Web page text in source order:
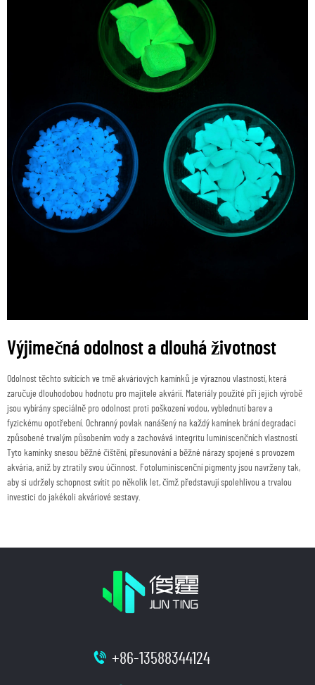
Výjimečná odolnost a dlouhá životnost
Odolnost těchto svítících ve tmě akváriových kamínků je výraznou vlastností, která
zaručuje dlouhodobou hodnotu pro majitele akvárií. Materiály použité při jejich výrobě
jsou vybírány speciálně pro odolnost proti poškození vodou, vyblednutí barev a
fyzickému opotřebení. Ochranný povlak nanášený na každý kamínek brání degradaci
způsobené trvalým působením vody a zachovává integritu luminiscenčních vlastností.
Tyto kamínky snesou běžné čištění, přesunování a běžné nárazy spojené s provozem
akvária, aniž by ztratily svou účinnost. Fotoluminiscenční pigmenty jsou navrženy tak,
aby si udržely schopnost svítit po několik let, čímž představují spolehlivou a trvalou
investici do jakékoli akváriové sestavy.
+86-13588344124